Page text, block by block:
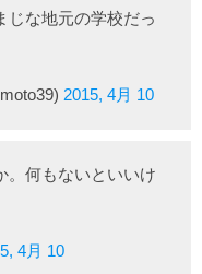
じな地元の学校だっ
2015, 4月 10
。何もないといいけ
4月 10